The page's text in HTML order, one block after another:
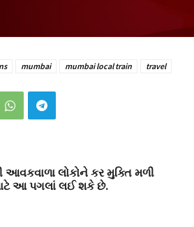
mumbai mumbai local train travel
લોકોને કર મુક્તિ મળી
આ પગલાં લઈ શકે છે.